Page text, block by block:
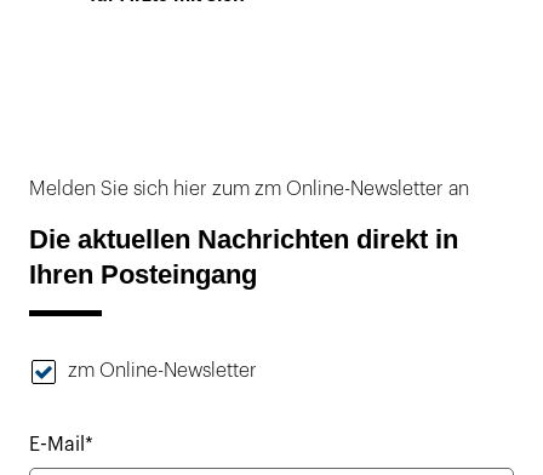
Melden Sie sich hier zum zm Online-Newsletter an
Die aktuellen Nachrichten direkt in
Ihren Posteingang
zm Online-Newsletter
E-Mail*